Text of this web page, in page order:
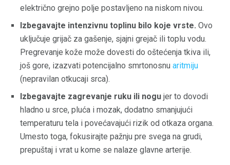
električno grejno polje postavljeno na niskom nivou.
Izbegavajte intenzivnu toplinu bilo koje vrste. Ovo
uključuje grijač za gašenje, sjajni grejač ili toplu vodu.
Pregrevanje kože može dovesti do oštećenja tkiva ili,
još gore, izazvati potencijalno smrtonosnu aritmiju
(nepravilan otkucaji srca).
Izbegavajte zagrevanje ruku ili nogu jer to dovodi
hladno u srce, pluća i mozak, dodatno smanjujući
temperaturu tela i povećavajući rizik od otkaza organa.
Umesto toga, fokusirajte pažnju pre svega na grudi,
prepuštaj i vrat u kome se nalaze glavne arterije.